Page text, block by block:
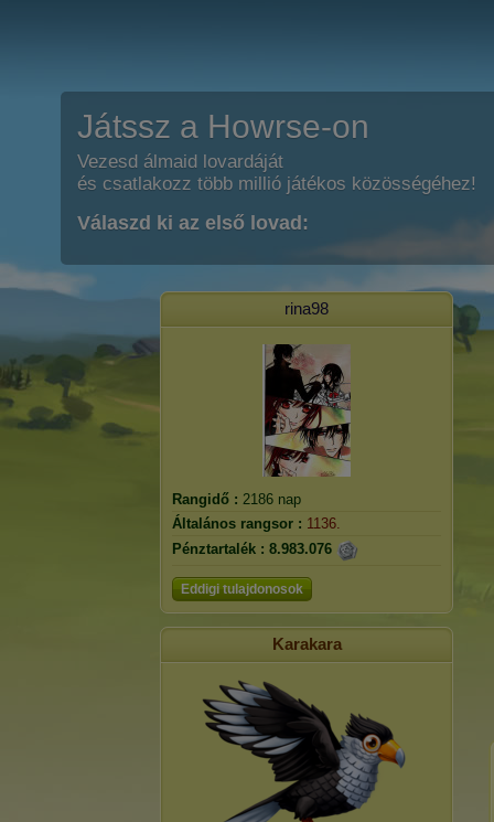
Játssz a Howrse-on
Vezesd álmaid lovardáját
és csatlakozz több millió játékos közösségéhez!
Válaszd ki az első lovad:
rina98
Rangidő : 2186 nap
Általános rangsor : 1136.
Pénztartalék : 8.983.076
Eddigi tulajdonosok
Karakara